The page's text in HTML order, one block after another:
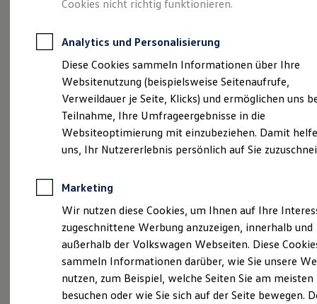
Leasing ohne Anzahlung
Autokredit mit Schlussrate
Versicherungen und Garantien
Kfz-Versicherung
Restschuldversicherungen
Garantien
Wartungsverträge
Geschäftskunden
Professional Class bei Volkswagen
Großkunden
Behörden
Anpfiff zum Gewinn
Elektroautos
ID. Tutorials
Elektrofahrzeugkonzepte
Reichweite
Reichweite der ID. Modelle
Reichweite im Winter
viel Platz. Der ID.4
Probefahrt vereinbaren
Cookies nicht richtig funktionieren.
Analytics und Personalisierung
Diese Cookies sammeln Informationen über Ihre
Websitenutzung (beispielsweise Seitenaufrufe,
Verweildauer je Seite, Klicks) und ermöglichen uns
Teilnahme, Ihre Umfrageergebnisse in die
Websiteoptimierung mit einzubeziehen. Damit
uns, Ihr Nutzererlebnis persönlich auf Sie
Marketing
Wir nutzen diese Cookies, um Ihnen auf Ihre
zugeschnittene Werbung anzuzeigen, innerhalb und
außerhalb der Volkswagen Webseiten. Diese
sammeln Informationen darüber, wie Sie unsere
nutzen, zum Beispiel, welche Seiten Sie am meisten
besuchen oder wie Sie sich auf der Seite bewegen.